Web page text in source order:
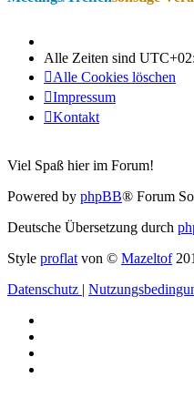
Alle Zeiten sind
Alle Cookies löschen
Impressum
Kontakt
Viel Spaß hier im Forum!
Powered by phpBB® Forum
Deutsche Übersetzung durch
Style proflat von © Mazeltof
Datenschutz |